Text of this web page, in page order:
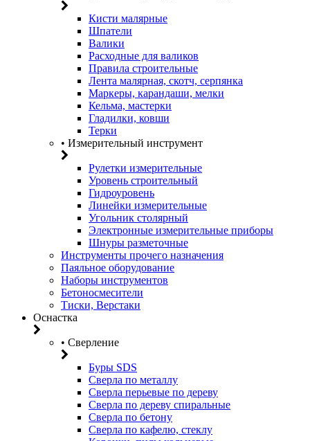
Кисти малярные
Шпатели
Валики
Расходные для валиков
Правила строительные
Лента малярная, скотч, серпянка
Маркеры, карандаши, мелки
Кельма, мастерки
Гладилки, ковши
Терки
• Измерительный инструмент
Рулетки измерительные
Уровень строительный
Гидроуровень
Линейки измерительные
Угольник столярный
Электронные измерительные приборы
Шнуры разметочные
Инструменты прочего назначения
Паяльное оборудование
Наборы инструментов
Бетоносмесители
Тиски, Верстаки
Оснастка
• Сверление
Буры SDS
Сверла по металлу
Сверла перьевые по дереву
Сверла по дереву спиральные
Сверла по бетону
Сверла по кафелю, стеклу